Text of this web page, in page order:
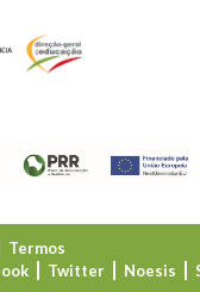
Termos
Twitter Noesis